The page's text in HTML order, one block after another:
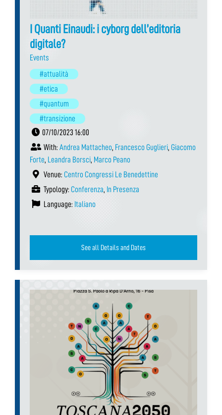
I Quanti Einaudi: i cyborg dell’editoria
digitale?
Events
#attualità
#etica
#quantum
#transizione
07/10/2023 16:00
With: Andrea Mattacheo, Francesco Guglieri, Giacomo
Forte, Leandra Borsci, Marco Peano
Venue: Centro Congressi Le Benedettine
Typology: Conferenza, In Presenza
Language: Italiano
See all Details and Dates